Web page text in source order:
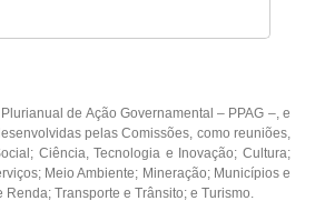
de Ação Governamental – PPAG –, e
pelas Comissões, como reuniões,
Ciência, Tecnologia e Inovação; Cultura;
Meio Ambiente; Mineração; Municípios e
Transporte e Trânsito; e Turismo.